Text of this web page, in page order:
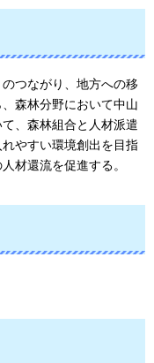
つながり、地方への移
森林分野において中山
、森林組合と人材派遣
やすい環境創出を目指
材還流を促進する。